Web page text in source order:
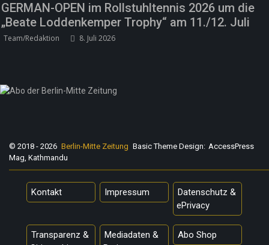
GERMAN-OPEN im Rollstuhltennis 2026 um die
„Beate Loddenkemper Trophy“ am 11./12. Juli
Team/Redaktion 8. Juli 2026
© 2018 - 2026 Berlin-Mitte Zeitung Basic Theme Design: AccessPress
Mag, Kathmandu
Kontakt Impressum
Datenschutz &
ePrivacy
Transparenz &
Mediadaten &
Abo Shop